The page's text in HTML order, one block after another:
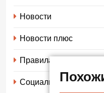
Новости
Новости плюс
Правила страхования
Социальное